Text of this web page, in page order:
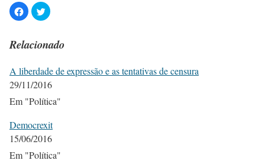
Relacionado
A liberdade de expressão e as tentativas de censura
29/11/2016
Em "Política"
Democrexit
15/06/2016
Em "Política"